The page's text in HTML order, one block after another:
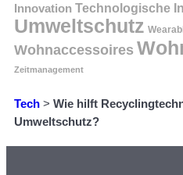
Innovation Technologische
Umweltschutz
Wohnaccessoires
Zeitmanagement
Tech > Wie hilft
Umweltschutz?